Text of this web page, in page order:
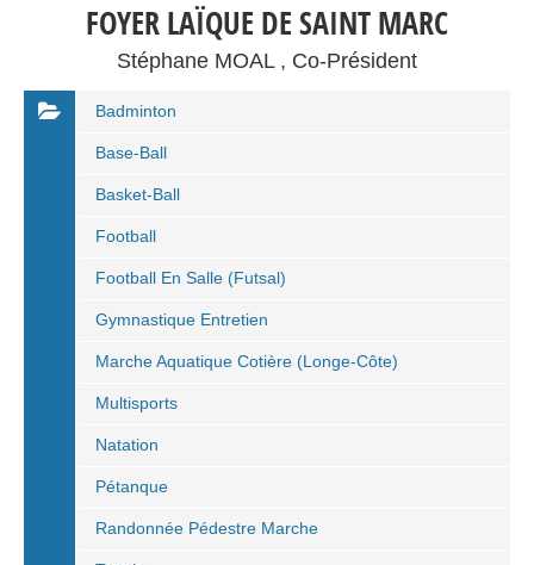
FOYER LAÏQUE DE SAINT MARC
Stéphane MOAL , Co-Président
Badminton
Base-Ball
Basket-Ball
Football
Football En Salle (Futsal)
Gymnastique Entretien
Marche Aquatique Cotière (Longe-Côte)
Multisports
Natation
Pétanque
Randonnée Pédestre Marche